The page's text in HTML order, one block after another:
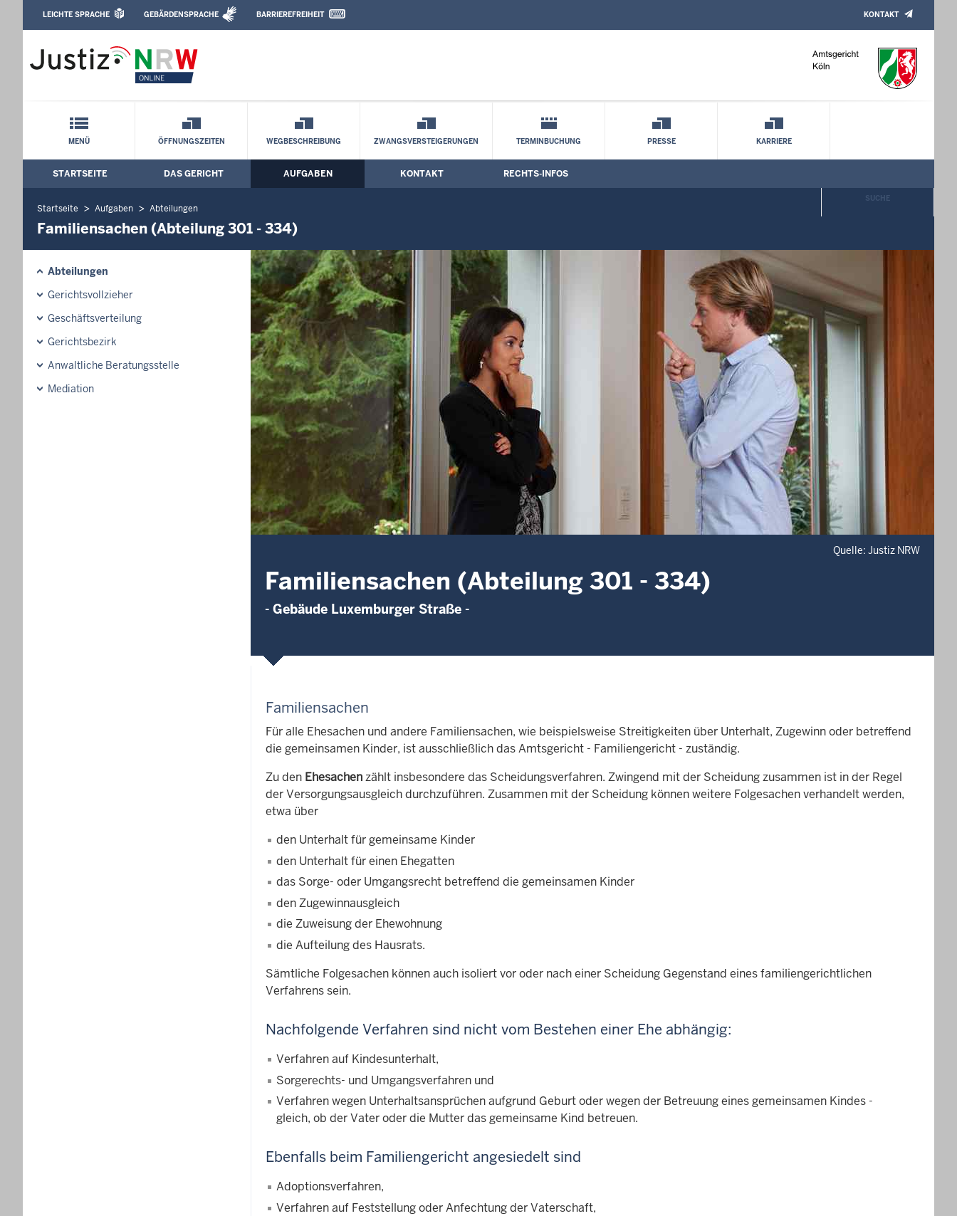
Amtsgericht Köln: Familiensachen (Abteilung 301 - 334)
Leichte Sprache, Gebärdensprachenvideo und Kontaktformular
LEICHTE SPRACHE GEBÄRDENSPRACHE BARRIEREFREIHEIT KONTAKT
Schnellnavigation mit Volltext-Suche
MENÜ ÖFFNUNGSZEITEN WEGBESCHREIBUNG ZWANGSVERSTEIGERUNGEN TERMINBUCHUNG PRESSE KARRIERE
SUCHE
Hauptmenü: Hauptnavigation
STARTSEITE DAS GERICHT AUFGABEN KONTAKT RECHTS-INFOS
Startseite Aufgaben Abteilungen
Familiensachen (Abteilung 301 - 334)
Abteilungen
Gerichtsvollzieher
Geschäftsverteilung
Gerichtsbezirk
Anwaltliche Beratungsstelle
Mediation
Quelle: Justiz NRW
Familiensachen (Abteilung 301 - 334)
- Gebäude Luxemburger Straße -
Familiensachen
Für alle Ehesachen und andere Familiensachen, wie beispielsweise Streitigkeiten über Unterhalt, Zugewinn oder betreffend
die gemeinsamen Kinder, ist ausschließlich das Amtsgericht - Familiengericht - zuständig.
Zu den Ehesachenzählt insbesondere das Scheidungsverfahren. Zwingend mit der Scheidung zusammen ist in der Regel
der Versorgungsausgleich durchzuführen. Zusammen mit der Scheidung können weitere Folgesachen verhandelt werden,
etwa über
den Unterhalt für gemeinsame Kinder
den Unterhalt für einen Ehegatten
das Sorge- oder Umgangsrecht betreffend die gemeinsamen Kinder
den Zugewinnausgleich
die Zuweisung der Ehewohnung
die Aufteilung des Hausrats.
Sämtliche Folgesachen können auch isoliert vor oder nach einer Scheidung Gegenstand eines familiengerichtlichen
Verfahrens sein.
Nachfolgende Verfahren sind nicht vom Bestehen einer Ehe abhängig:
Verfahren auf Kindesunterhalt,
Sorgerechts- und Umgangsverfahren und
Verfahren wegen Unterhaltsansprüchen aufgrund Geburt oder wegen der Betreuung eines gemeinsamen Kindes -
gleich, ob der Vater oder die Mutter das gemeinsame Kind betreuen.
Ebenfalls beim Familiengericht angesiedelt sind
Adoptionsverfahren,
Verfahren auf Feststellung oder Anfechtung der Vaterschaft,